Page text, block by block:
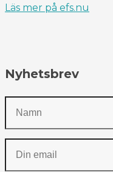
Läs mer på efs.nu
Nyhetsbrev